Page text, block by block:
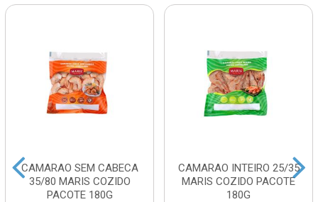
CAMARAO SEM CABECA
35/80 MARIS COZIDO
PACOTE 180G
CAMARAO INTEIRO 25/35
MARIS COZIDO PACOTE
180G